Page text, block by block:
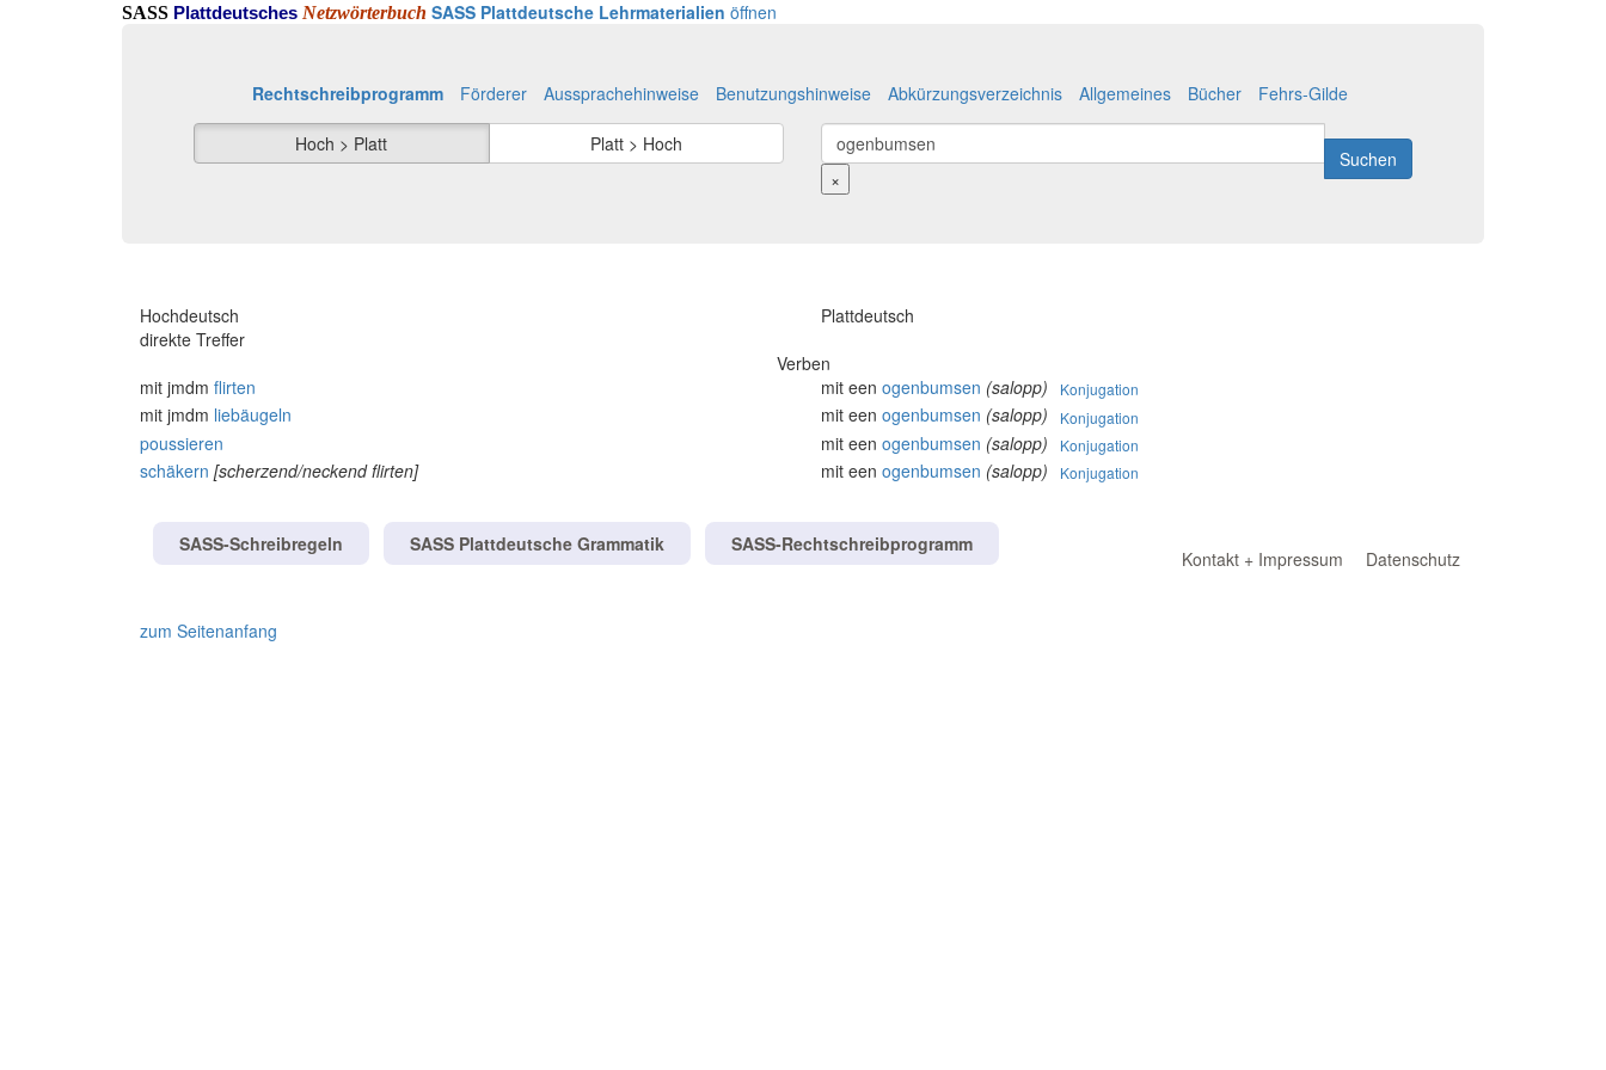
SASS Plattdeutsches Netzwörterbuch SASS Plattdeutsche Lehrmaterialien öffnen
Rechtschreibprogramm Förderer Aussprachehinweise Benutzungshinweise Abkürzungsverzeichnis Allgemeines Bücher Fehrs-Gilde
Hoch > Platt
Platt > Hoch
×
Suchen
Hochdeutsch
Plattdeutsch
direkte Treffer
Verben
mit jmdm flirten mit een ogenbumsen (salopp) Konjugation
mit jmdm liebäugeln mit een ogenbumsen (salopp) Konjugation
poussieren mit een ogenbumsen (salopp) Konjugation
schäkern [scherzend/neckend flirten] mit een ogenbumsen (salopp) Konjugation
SASS-Schreibregeln SASS Plattdeutsche Grammatik SASS-Rechtschreibprogramm
Kontakt + Impressum Datenschutz
zum Seitenanfang